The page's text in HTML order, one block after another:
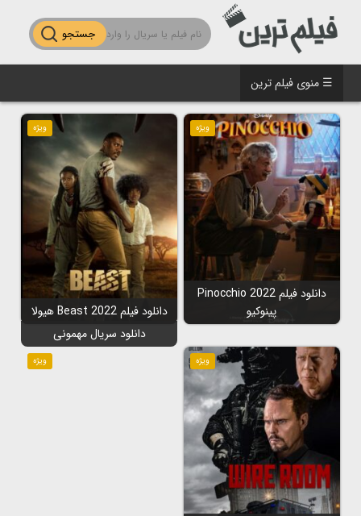
جستجو
☰ منوی فیلم ترین
ویژه
دانلود فیلم Pinocchio 2022
پینوکیو
ویژه
دانلود فیلم Beast 2022 هیولا
ویژه ویژه
دانلود سریال مهمونی